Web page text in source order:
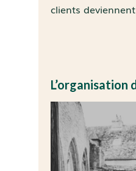
clients
L’organisation